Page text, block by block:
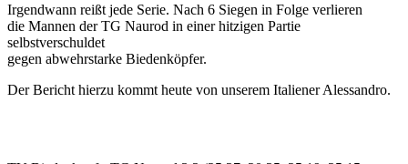
Irgendwann reißt jede Serie. Nach 6 Siegen in Folge verlieren
die Mannen der TG Naurod in einer hitzigen Partie
selbstverschuldet
gegen abwehrstarke Biedenköpfer.
Der Bericht hierzu kommt heute von unserem Italiener Alessandro.